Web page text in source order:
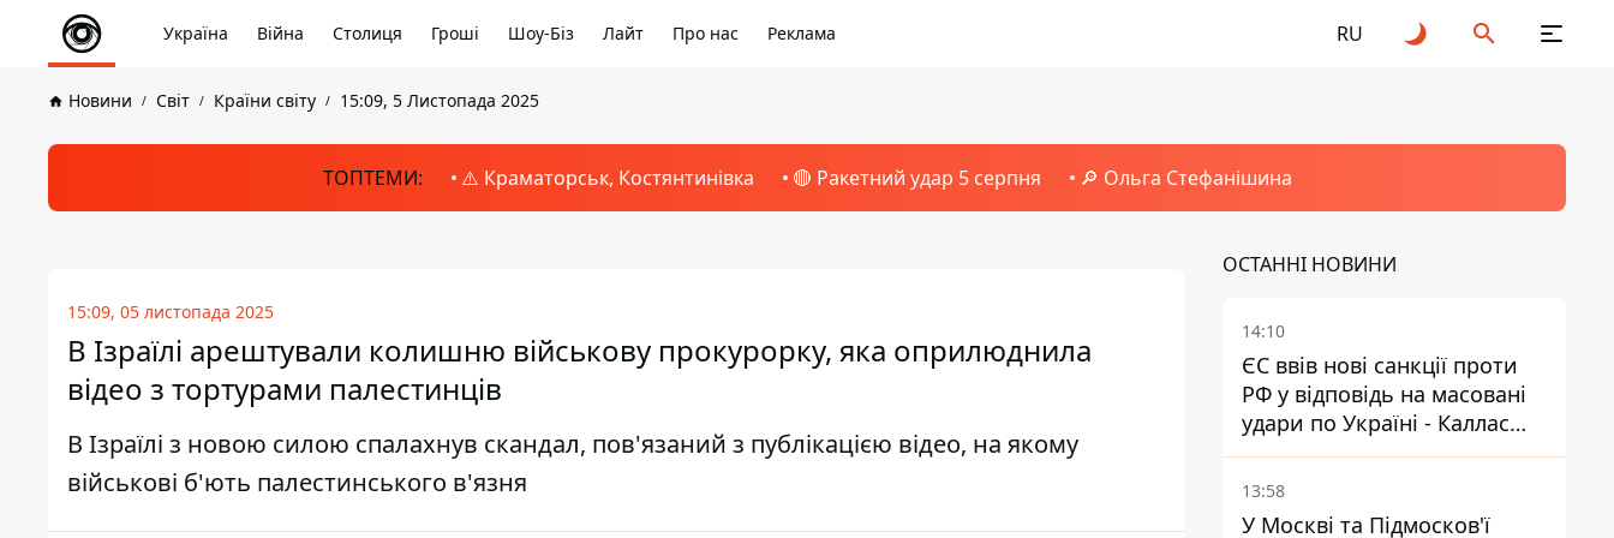
Україна Війна Столиця Гроші Шоу-Біз Лайт Про нас Реклама RU
Новини Світ Країни світу 15:09, 5 Листопада 2025
ТОПТЕМИ: ⚠️ Краматорськ, Костянтинівка 🔴 Ракетний удар 5 серпня 🔎 Ольга Стефанішина
15:09, 05 листопада 2025
В Ізраїлі арештували колишню військову прокурорку, яка оприлюднила
відео з тортурами палестинців
В Ізраїлі з новою силою спалахнув скандал, пов'язаний з публікацією відео, на якому
військові б'ють палестинського в'язня
ОСТАННІ НОВИНИ
14:10
ЄС ввів нові санкції проти
РФ у відповідь на масовані
удари по Україні - Каллас
розкрила деталі
13:58
У Москві та Підмосков'ї